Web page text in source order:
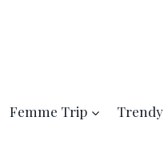
Femme Trip Trendy